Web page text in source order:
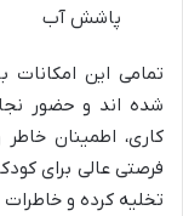
پاشش آب
تمامی این امکانات
شده اند و حضور
کاری، اطمینان
فرصتی عالی برای
تخلیه کرده و خاطرات